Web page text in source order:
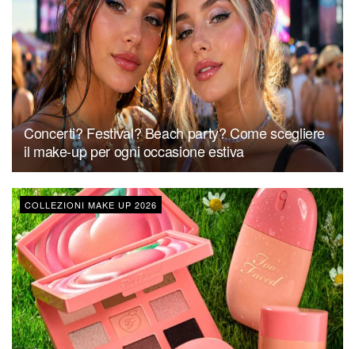
Concerti? Festival? Beach party? Come scegliere
il make-up per ogni occasione estiva
COLLEZIONI MAKE UP 2026